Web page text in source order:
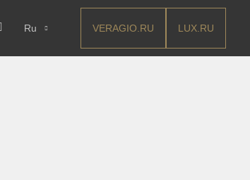
Ru VERAGIO.RU LUX.RU